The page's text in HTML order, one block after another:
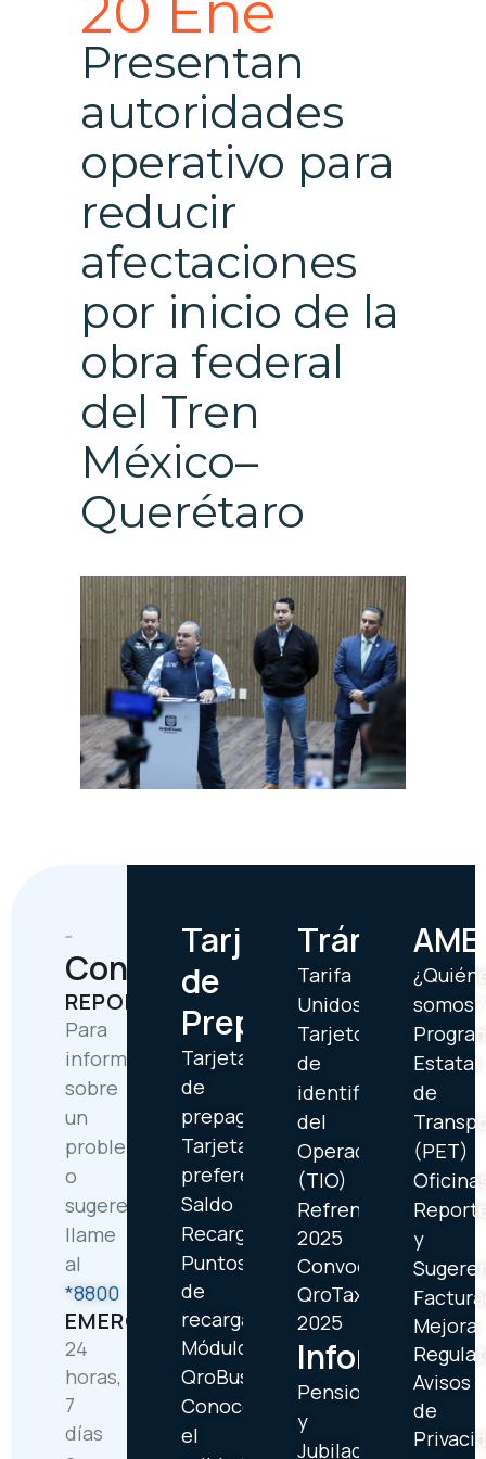
Presentan
autoridades
operativo para
reducir
afectaciones
por inicio de la
obra federal
del Tren
México–
Querétaro
Contáctanos
REPORTES
Para
informar
sobre
un
problema
o
sugerencia,
llame
al
*8800
EMERGENCIAS
24
horas,
7
días
Tarjetas
de
Prepago
Tarjetas
de
prepago
Tarjetas
preferentes
Saldo
Recargas
Puntos
de
recarga
Módulos
QroBus
Conoce
el
Trámites
Tarifa
Unidos
Tarjetón
de
identificación
del
Operador
(TIO)
Refrendo
2025
Convocatoria
QroTaxi
2025
Información
Pensionados
y
Jubilados
somos?
Estatal
de
(PET)
y
Mejora
Avisos
de